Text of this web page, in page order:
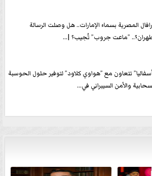
المصرية بسماء الإمارات.. هل وصلت الرسالة
”ماعت جروب” تُجيب؟ |...
تتعاون مع ”هواوي كلاود” لتوفير حلول الحوسبة
والأمن السيبراني في...